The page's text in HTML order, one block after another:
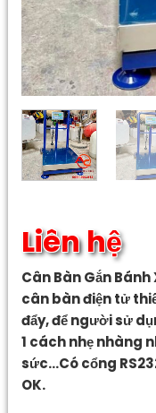
Liên hệ
Cân Bàn Gắn
cân bàn điện tử
đẩy, để người sử
1 cách nhẹ nhàng
sức…Có cổng
OK.